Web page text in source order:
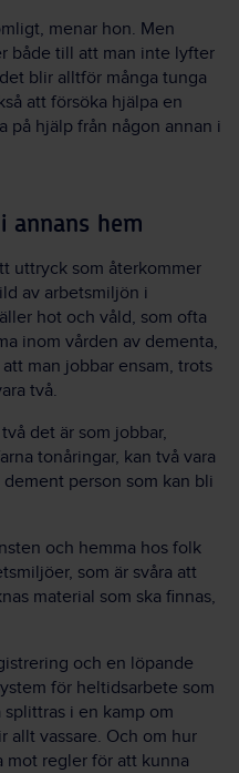
menar hon. Men
både till att man inte lyfter
blir alltför många tunga
att försöka hjälpa en
på hjälp från någon annan i
annans hem
uttryck som återkommer
av arbetsmiljön i
hot och våld, som ofta
inom vården av dementa,
man jobbar ensam, trots
två.
det är som jobbar,
tonåringar, kan två vara
person som kan bli
och hemma hos folk
som är svåra att
material som ska finnas,
och en löpande
för heltidsarbete som
i en kamp om
allt vassare. Och om hur
mot regler för att kunna